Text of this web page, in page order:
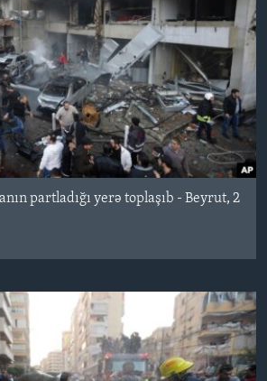
partladığı yerə toplaşıb - Beyrut, 2